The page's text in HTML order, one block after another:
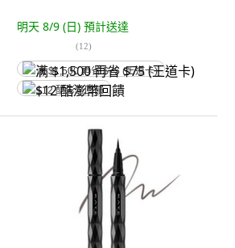
明天 8/9 (日) 預計送達
(12)
满 $1,500 再省 $75 (王道卡)
$12 酷澎幣回饋